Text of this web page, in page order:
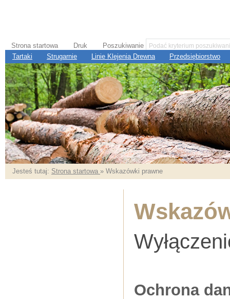
Strona startowa Druk
Poszukiwanie
Tartaki
Strugarnie Linie Klejenia Drewna Przedsiębiorstwo
Jesteś tutaj: Strona startowa » Wskazówki prawne
Ochrona